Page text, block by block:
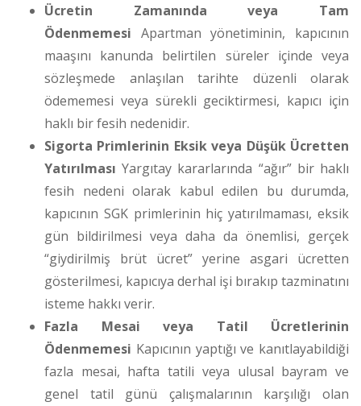
Ücretin Zamanında veya Tam
Ödenmemesi Apartman yönetiminin, kapıcının
maaşını kanunda belirtilen süreler içinde veya
sözleşmede anlaşılan tarihte düzenli olarak
ödememesi veya sürekli geciktirmesi, kapıcı için
haklı bir fesih nedenidir.
Sigorta Primlerinin Eksik veya Düşük Ücretten
Yatırılması Yargıtay kararlarında “ağır” bir haklı
fesih nedeni olarak kabul edilen bu durumda,
kapıcının SGK primlerinin hiç yatırılmaması, eksik
gün bildirilmesi veya daha da önemlisi, gerçek
“giydirilmiş brüt ücret” yerine asgari ücretten
gösterilmesi, kapıcıya derhal işi bırakıp tazminatını
isteme hakkı verir.
Fazla Mesai veya Tatil Ücretlerinin
Ödenmemesi Kapıcının yaptığı ve kanıtlayabildiği
fazla mesai, hafta tatili veya ulusal bayram ve
genel tatil günü çalışmalarının karşılığı olan